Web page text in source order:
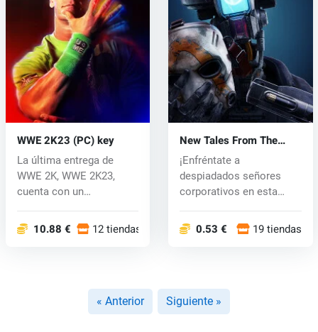
WWE 2K23 (PC) key
La última entrega de
WWE 2K, WWE 2K23,
cuenta con un
10.88 € 12 tiendas
New Tales From The
Borderlands (PC) key
¡Enfréntate a
despiadados señores
corporativos en esta
0.53 € 19 tiendas
« Anterior Siguiente »